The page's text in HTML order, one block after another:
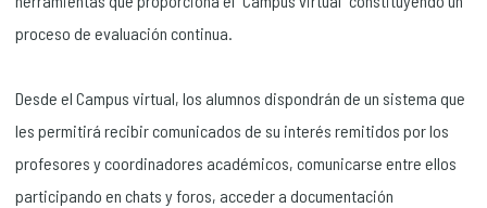
proceso de evaluación continua.
Desde el Campus virtual, los alumnos dispondrán de un sistema que
les permitirá recibir comunicados de su interés remitidos por los
profesores y coordinadores académicos, comunicarse entre ellos
participando en chats y foros, acceder a documentación